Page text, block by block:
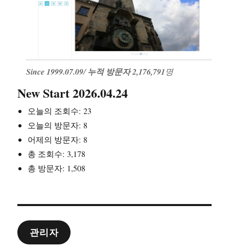
Since 1999.07.09/누적 방문자 2,176,791명
New Start 2026.04.24
오늘의 조회수:23
오늘의 방문자: 8
어제의 방문자: 8
총 조회수: 3,178
총 방문자: 1,508
관리자